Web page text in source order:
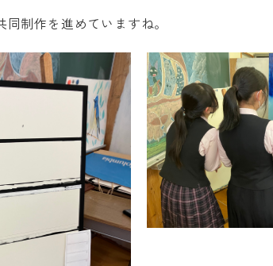
制作を進めていますね。